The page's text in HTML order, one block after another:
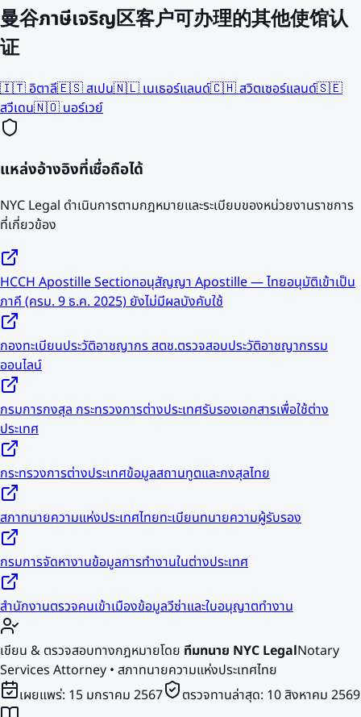
曼谷ภาษีเจริญ区客户可办理的其他使馆认
证
🇮🇹อิตาลี🇪🇸สเปน🇳🇱เนเธอร์แลนด์🇨🇭สวิตเซอร์แลนด์🇸🇪
สวีเดน🇳🇴นอร์เวย์
แหล่งอ้างอิงที่เชื่อถือได้
NYC Legal ดำเนินการตามกฎหมายและระเบียบของหน่วยงานราชการ
ที่เกี่ยวข้อง
HCCH Apostille Sectionอนุสัญญา Apostille — ไทยอนุมัติเข้าเป็น
ภาคี (ครม. 9 ธ.ค. 2025) ยังไม่มีผลบังคับใช้
กองทะเบียนประวัติอาชญากร สตช.ตรวจสอบประวัติอาชญากรรม
ออนไลน์
กรมการกงสุล กระทรวงการต่างประเทศรับรองเอกสารเพื่อใช้ต่าง
ประเทศ
กระทรวงการต่างประเทศข้อมูลสถานทูตและกงสุลไทย
สภาทนายความแห่งประเทศไทยทะเบียนทนายความผู้รับรอง
กรมการจัดหางานข้อมูลการทำงานในต่างประเทศ
สำนักงานตรวจคนเข้าเมืองข้อมูลวีซ่าและใบอนุญาตทำงาน
เขียน & ตรวจสอบทางกฎหมายโดย ทีมทนาย NYC LegalNotary
Services Attorney • สภาทนายความแห่งประเทศไทย
เผยแพร่: 15 มกราคม 2567 ตรวจทานล่าสุด: 10 สิงหาคม 2569